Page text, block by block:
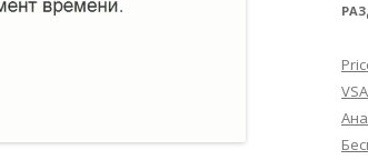
VSA